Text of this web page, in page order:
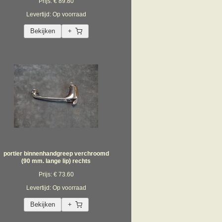
Levertijd: Op voorraad
Bekijken +
portier binnenhandgreep verchroomd
(90 mm. lange lip) rechts
Prijs: € 73.60
Levertijd: Op voorraad
Bekijken +